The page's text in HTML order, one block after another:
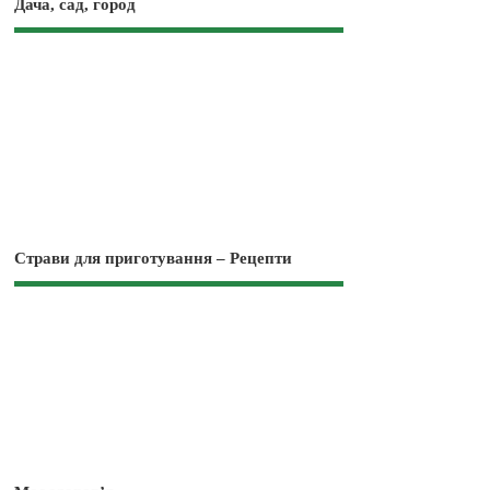
Дача, сад, город
Страви для приготування – Рецепти